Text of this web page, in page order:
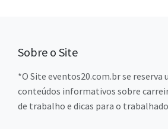
Sobre o Site
*O Site eventos20.com.br se
conteúdos informativos sobre
de trabalho e dicas para o